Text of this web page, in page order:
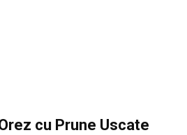
cu Prune Uscate